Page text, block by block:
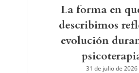
La forma en
describimos
evolución
31 de julio de 2026